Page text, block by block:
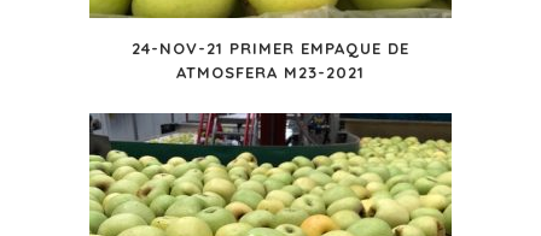
24-NOV-21 PRIMER EMPAQUE DE
ATMOSFERA M23-2021